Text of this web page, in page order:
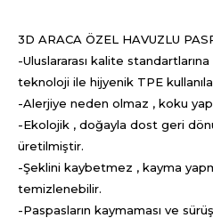
3D ARACA ÖZEL HAVUZLU
-Uluslararası kalite
teknoloji ile hijyenik TPE
-Alerjiye neden olmaz , koku
-Ekolojik , doğayla dost geri
üretilmiştir.
-Şeklini kaybetmez , kayma
temizlenebilir.
-Paspasların kaymaması ve